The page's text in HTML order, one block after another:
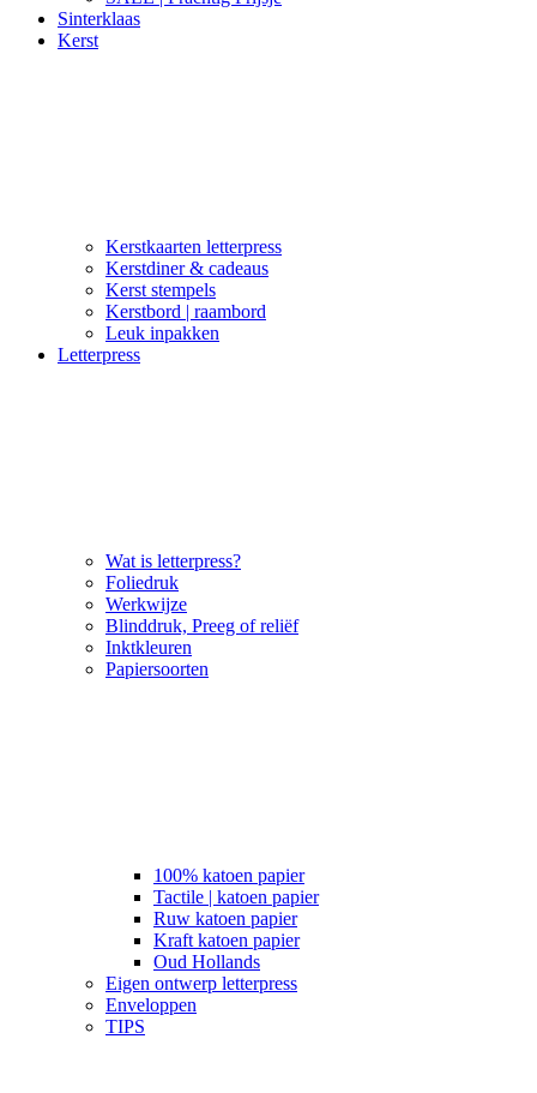
Sinterklaas
Kerst
Kerstkaarten letterpress
Kerstdiner & cadeaus
Kerst stempels
Kerstbord | raambord
Leuk inpakken
Letterpress
Wat is letterpress?
Foliedruk
Werkwijze
Blinddruk, Preeg of reliëf
Inktkleuren
Papiersoorten
100% katoen papier
Tactile | katoen papier
Ruw katoen papier
Kraft katoen papier
Oud Hollands
Eigen ontwerp letterpress
Enveloppen
TIPS